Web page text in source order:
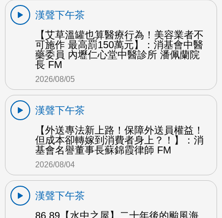
漢聲下午茶
【艾草溫罐也算醫療行為！美容業者不
可施作 最高罰150萬元】：消基會中醫
藥委員 內壢仁心堂中醫診所 潘佩蘭院
長 FM
2026/08/05
漢聲下午茶
【外送專法新上路！保障外送員權益！
但成本卻轉嫁到消費者身上？！】：消
基會名譽董事長蘇錦霞律師 FM
2026/08/04
漢聲下午茶
86 89【水中之屋】二十年後的颱風海